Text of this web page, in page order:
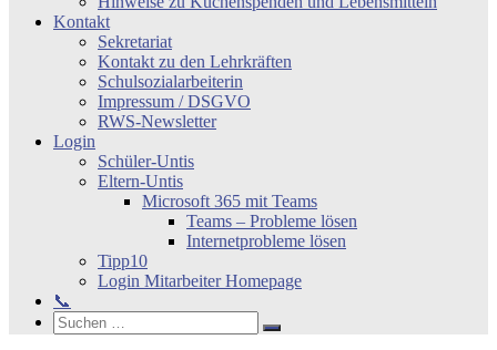
Kontakt
Sekretariat
Kontakt zu den Lehrkräften
Schulsozialarbeiterin
Impressum / DSGVO
RWS-Newsletter
Login
Schüler-Untis
Eltern-Untis
Microsoft 365 mit Teams
Teams – Probleme lösen
Internetprobleme lösen
Tipp10
Login Mitarbeiter Homepage
📞
Search
Suchen
nach:
Suchen